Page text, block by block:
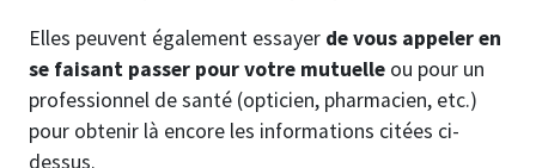
Elles peuvent également essayer de vous appeler en
se faisant passer pour votre mutuelle ou pour un
professionnel de santé (opticien, pharmacien, etc.)
pour obtenir là encore les informations citées ci-
dessus.